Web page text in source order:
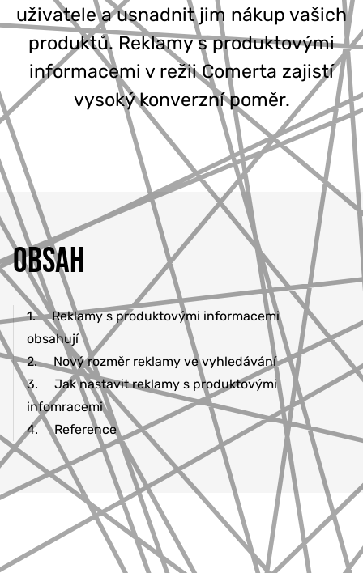
777 353 464
uživatele a usnadnit jim nákup vašich
produktů. Reklamy s produktovými
informacemi v režii Comerta zajistí
vysoký konverzní poměr.
OBSAH
1.
Reklamy s produktovými informacemi
obsahují
2.
Nový rozměr reklamy ve vyhledávání
3.
Jak nastavit reklamy s produktovými
infomracemi
4.
Reference